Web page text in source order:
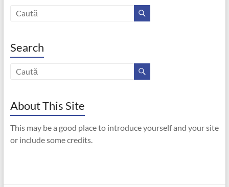
Search
About This Site
This may be a good place to introduce yourself and your site
or include some credits.